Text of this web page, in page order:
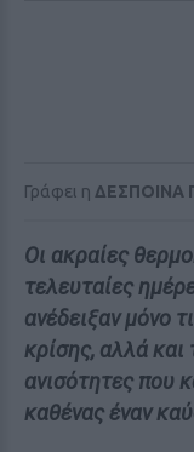
Γράφει η ΔΕΣΠΟΙΝΑ
Οι ακραίες
τελευταίες
ανέδειξαν μόνο
κρίσης, αλλά και
ανισότητες που
καθένας έναν